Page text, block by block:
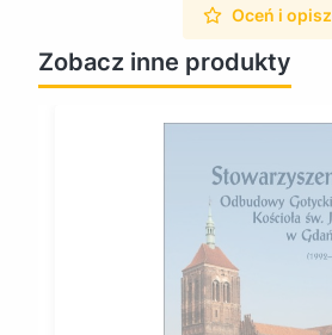
Oceń i opisz
Zobacz inne produkty